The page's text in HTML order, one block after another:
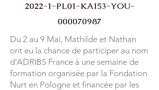
2022-1-PL01-KA153-YOU-
000070987
Du 2 au 9 Mai, Mathilde et Nathan
ont eu la chance de participer au nom
d’ADRIBS France à une semaine de
formation organisée par la Fondation
Nurt en Pologne et financée par les